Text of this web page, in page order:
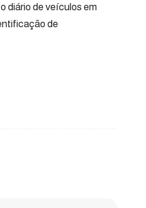
diário de veículos em
de